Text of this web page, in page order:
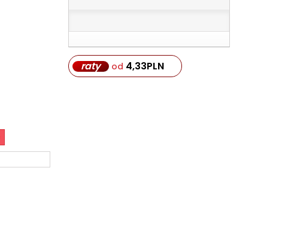
raty od 4,33PLN